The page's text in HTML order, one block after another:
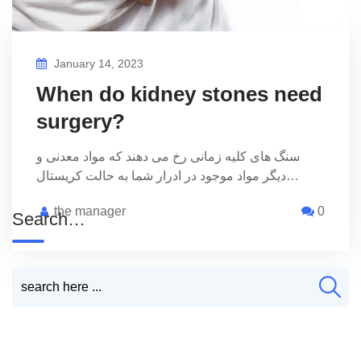
January 14, 2023
When do kidney stones need
surgery?
سنگ های کلیه زمانی رخ می دهند که مواد معدنی و
دیگر مواد موجود در ادرار شما به حالت کریستال…
the manager 0
Search…